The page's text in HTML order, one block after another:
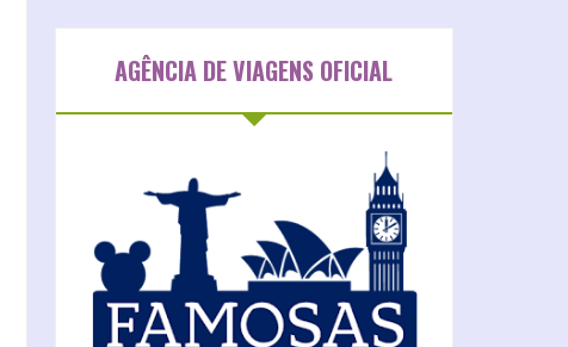
AGÊNCIA DE VIAGENS OFICIAL